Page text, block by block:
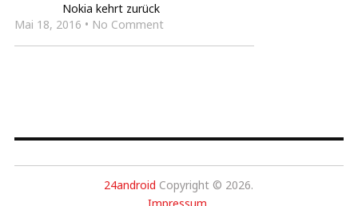
Nokia kehrt zurück
Mai 18, 2016 • No Comment
24android Copyright © 2026.